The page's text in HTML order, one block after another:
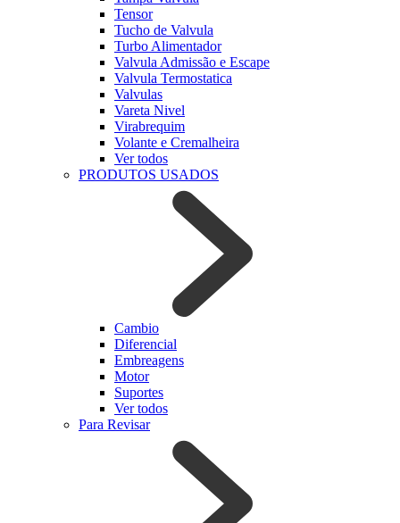
Tensor
Tucho de Valvula
Turbo Alimentador
Valvula Admissão e Escape
Valvula Termostatica
Valvulas
Vareta Nivel
Virabrequim
Volante e Cremalheira
Ver todos
PRODUTOS USADOS
Cambio
Diferencial
Embreagens
Motor
Suportes
Ver todos
Para Revisar